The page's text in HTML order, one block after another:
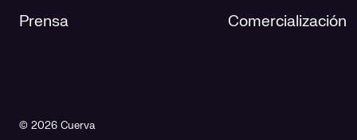
Prensa Comercialización
© 2026 Cuerva